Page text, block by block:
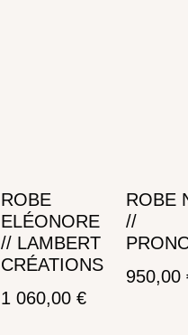
ROBE
ELÉONORE
// LAMBERT
CRÉATIONS
1 060,00 €
ROBE
//
950,00